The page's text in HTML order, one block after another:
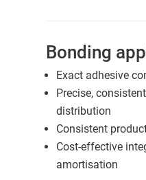
Bonding
Exact adhesive
Precise,
distribution
Consistent
Cost-effective
amortisation